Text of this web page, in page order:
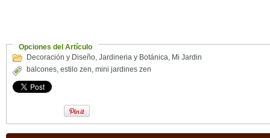
Opciones del Artículo
Decoración y Diseño, Jardineria y Botánica, Mi Jardin
balcones, estilo zen, mini jardines zen